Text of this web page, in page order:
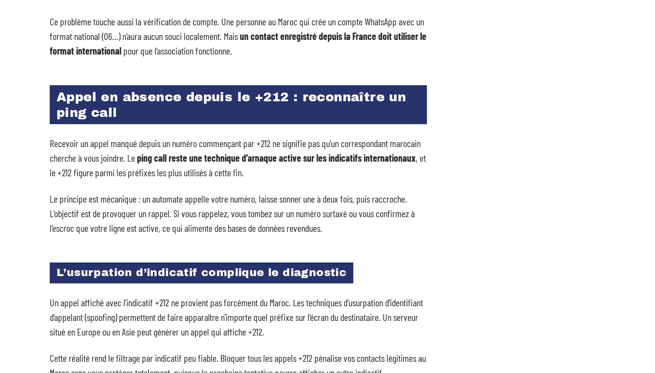
Ce problème touche aussi la vérification de compte. Une personne au Maroc qui crée un compte WhatsApp avec un
format national (06…) n’aura aucun souci localement. Maisun contact enregistré depuis la France doit utiliser le
format international pour que l’association fonctionne.
Appel en absence depuis le +212 : reconnaître un
ping call
Recevoir un appel manqué depuis un numéro commençant par +212 ne signifie pas qu’un correspondant marocain
cherche à vous joindre. Leping call reste une technique d’arnaque active sur les indicatifs internationaux, et
le +212 figure parmi les préfixes les plus utilisés à cette fin.
Le principe est mécanique : un automate appelle votre numéro, laisse sonner une à deux fois, puis raccroche.
L’objectif est de provoquer un rappel. Si vous rappelez, vous tombez sur un numéro surtaxé ou vous confirmez à
l’escroc que votre ligne est active, ce qui alimente des bases de données revendues.
L’usurpation d’indicatif complique le diagnostic
Un appel affiché avec l’indicatif +212 ne provient pas forcément du Maroc. Les techniques d’usurpation d’identifiant
d’appelant (spoofing) permettent de faire apparaître n’importe quel préfixe sur l’écran du destinataire. Un serveur
situé en Europe ou en Asie peut générer un appel qui affiche +212.
Cette réalité rend le filtrage par indicatif peu fiable. Bloquer tous les appels +212 pénalise vos contacts légitimes au